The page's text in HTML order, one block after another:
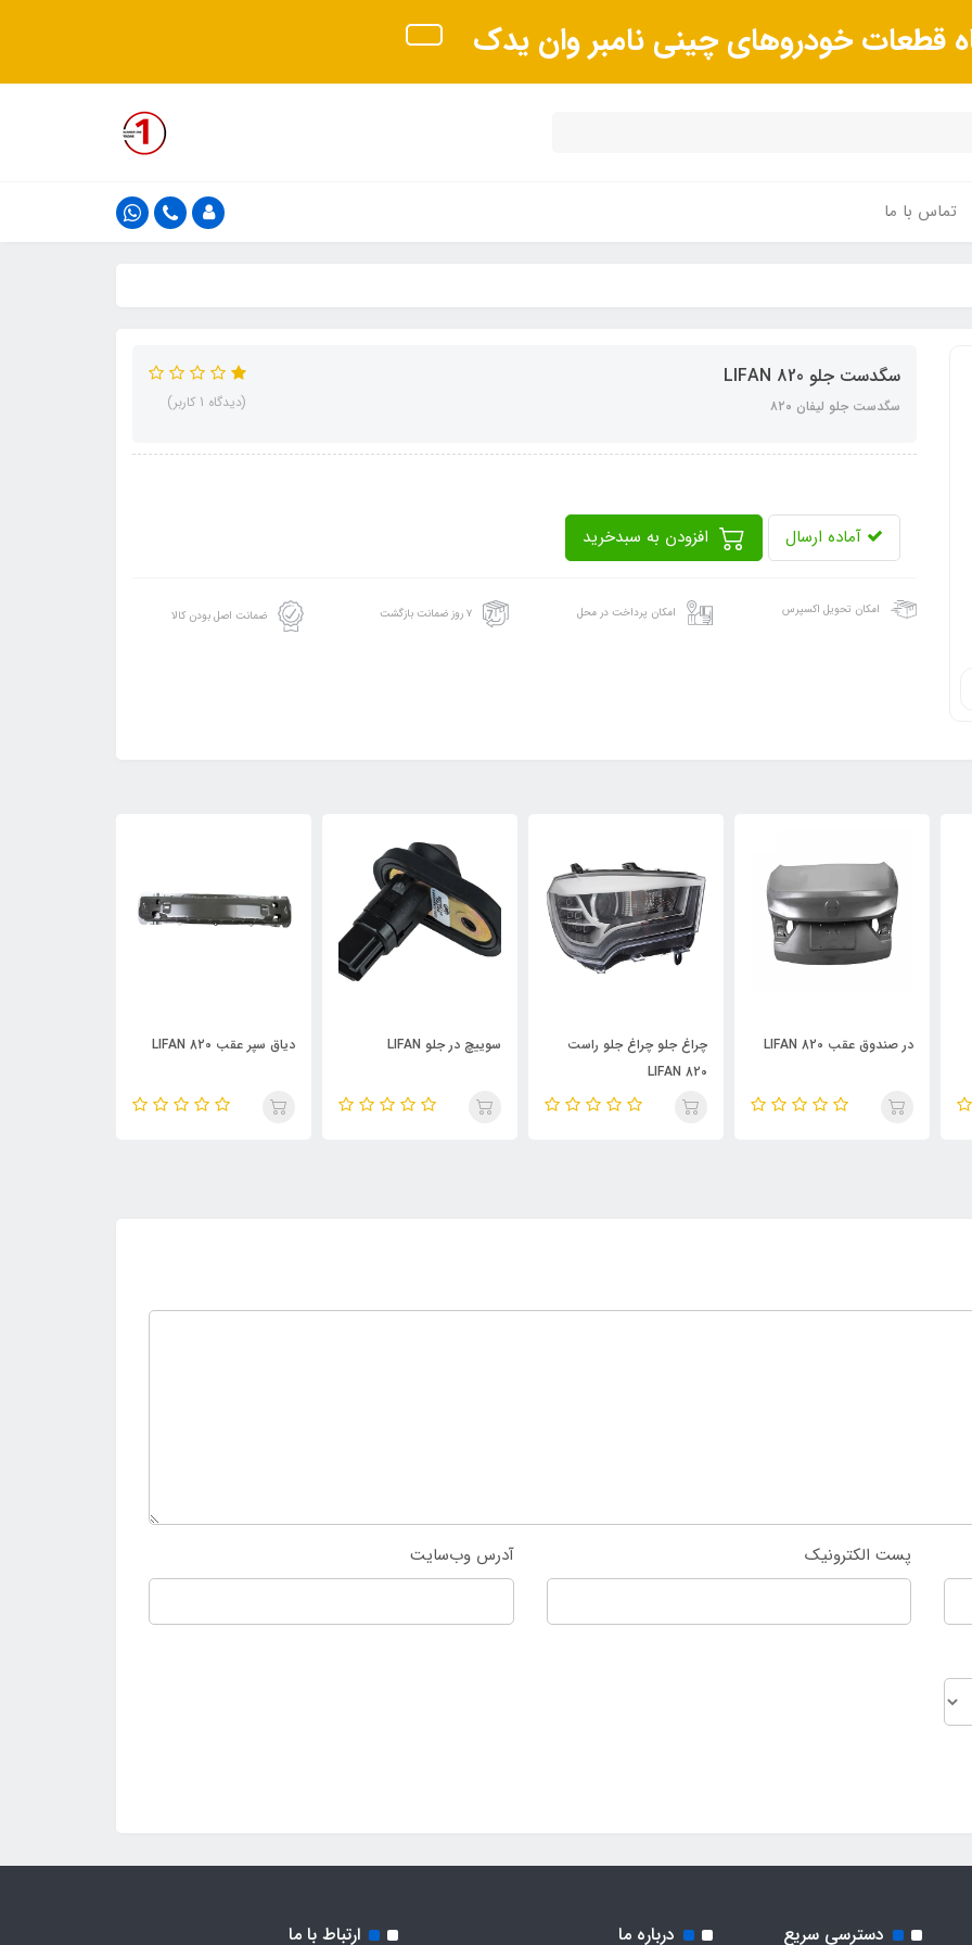
قطعات خودروهای چینی نامبر وان یدک
تماس با ما
سگدست جلو LIFAN 820
سگدست جلو لیفان ٨٢۰ (دیدگاه 1 کاربر)
آماده ارسال
امکان تحویل اکسپرس امکان پرداخت در محل ۷ روز ضمانت بازگشت ضمانت اصل بودن کالا
چراغ جلو چراغ جلو راست
سوییچ در جلو LIFAN دیاق سپر عقب LIFAN 820
شیشه آینه بغل چپ LIFAN
پست الکترونیک آدرس وب‌سایت
دسترسی سریع درباره ما ارتباط با ما